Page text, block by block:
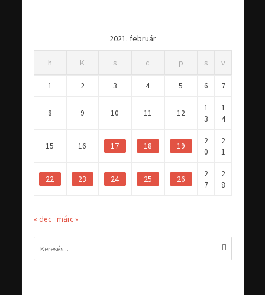
2021. február
h K s c p s v
1 2 3 4 5 6 7
8 9 10 11 12
1
3
1
4
15 16 17 18 19
2
0
2
1
22 23 24 25 26
2
7
2
8
« dec márc »